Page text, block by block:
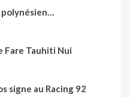
polynésien…
Fare Tauhiti Nui
signe au Racing 92